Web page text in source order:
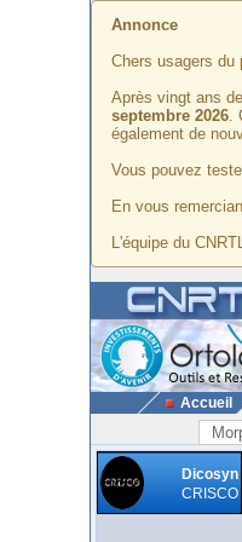
Annonce
Chers usagers du
Après vingt ans
septembre 2026.
également de
Vous pouvez
En vous
L'équipe du
Accueil
Dicosyn
CRISCO